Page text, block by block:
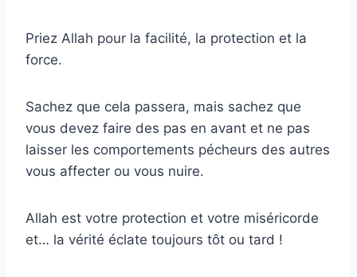
Priez Allah pour la facilité, la protection et la
force.
Sachez que cela passera, mais sachez que
vous devez faire des pas en avant et ne pas
laisser les comportements pécheurs des autres
vous affecter ou vous nuire.
Allah est votre protection et votre miséricorde
et… la vérité éclate toujours tôt ou tard !